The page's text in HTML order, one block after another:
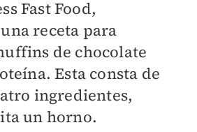
Fast Food,
receta para
de chocolate
Esta consta de
ingredientes,
un horno.